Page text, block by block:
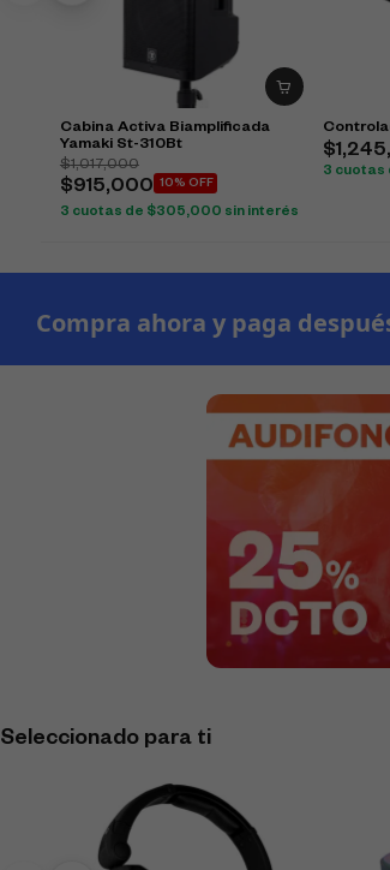
Cabina Activa Biamplificada
Yamaki St-310Bt
$1,017,000
$915,000 10% OFF
3 cuotas de $305,000 sin interés
$
3 cuotas
Seleccionado para ti